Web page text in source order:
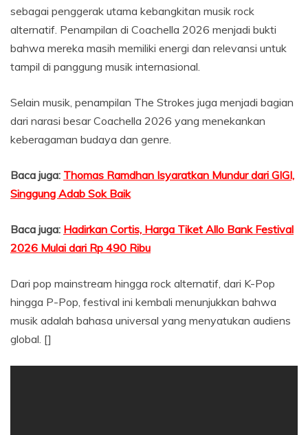
sebagai penggerak utama kebangkitan musik rock
alternatif. Penampilan di Coachella 2026 menjadi bukti
bahwa mereka masih memiliki energi dan relevansi untuk
tampil di panggung musik internasional.
Selain musik, penampilan The Strokes juga menjadi bagian
dari narasi besar Coachella 2026 yang menekankan
keberagaman budaya dan genre.
Baca juga: Thomas Ramdhan Isyaratkan Mundur dari GIGI,
Singgung Adab Sok Baik
Baca juga: Hadirkan Cortis, Harga Tiket Allo Bank Festival
2026 Mulai dari Rp 490 Ribu
Dari pop mainstream hingga rock alternatif, dari K-Pop
hingga P-Pop, festival ini kembali menunjukkan bahwa
musik adalah bahasa universal yang menyatukan audiens
global. []